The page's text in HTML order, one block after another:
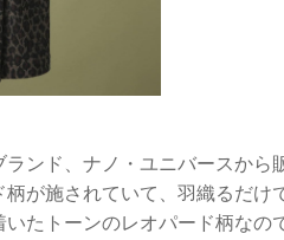
ランド、ナノ・ユニバースか
柄が施されていて、羽織るだ
いたトーンのレオパード柄なの